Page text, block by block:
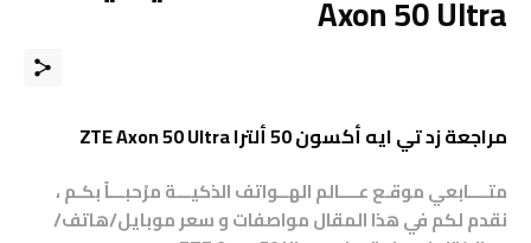
Axon 50 Ultra
مراجعة زد تي ايه أكسون 50 ألترا ZTE Axon 50 Ultra
متــــابعي موقـع عــــالم الهــواتف الذكيـــة مرْحبـــاً بكـم ،
نقدم لكم في هذا المقال مواصفات و سعر موبايل/هاتف/